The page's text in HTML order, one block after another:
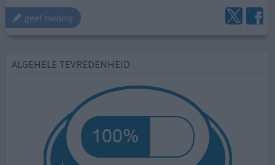
geef mening
ALGEHELE TEVREDENHEID